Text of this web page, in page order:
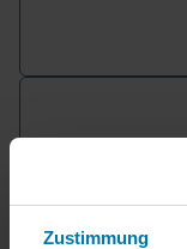
ZustimmungDu